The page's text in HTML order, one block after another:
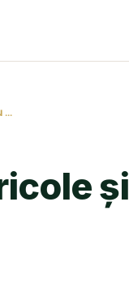
…
și